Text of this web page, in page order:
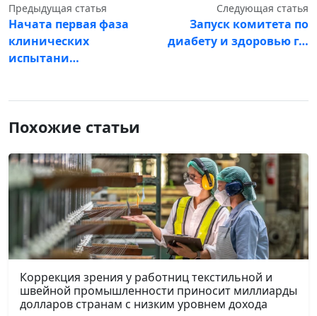
Предыдущая статья
Начата первая фаза
клинических
испытани…
Следующая статья
Запуск комитета по
диабету и здоровью г…
Похожие статьи
Коррекция зрения у работниц текстильной и
швейной промышленности приносит миллиарды
долларов странам с низким уровнем дохода